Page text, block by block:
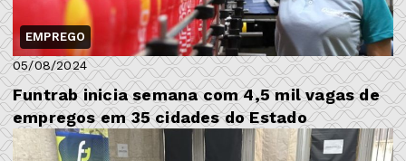
EMPREGO
05/08/2024
Funtrab inicia semana com 4,5 mil vagas de
empregos em 35 cidades do Estado